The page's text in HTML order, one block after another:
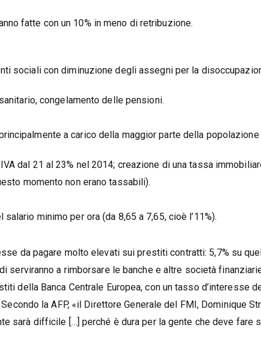
fatte con un 10% in meno di retribuzione.
sociali con diminuzione degli assegni per la
congelamento delle pensioni.
a carico della maggior parte della
dal 21 al 23% nel 2014; creazione di una tassa
momento non erano tassabili).
minimo per ora (da 8,65 a 7,65, cioè l’11%).
da pagare molto elevati sui prestiti contratti: 5,7% su
serviranno a rimborsare le banche e altre società
della Banca Centrale Europea, con un tasso d’interesse
la AFP, «il Direttore Generale del FMI, Dominique
sarà difficile […] perché è dura per la gente che deve fare